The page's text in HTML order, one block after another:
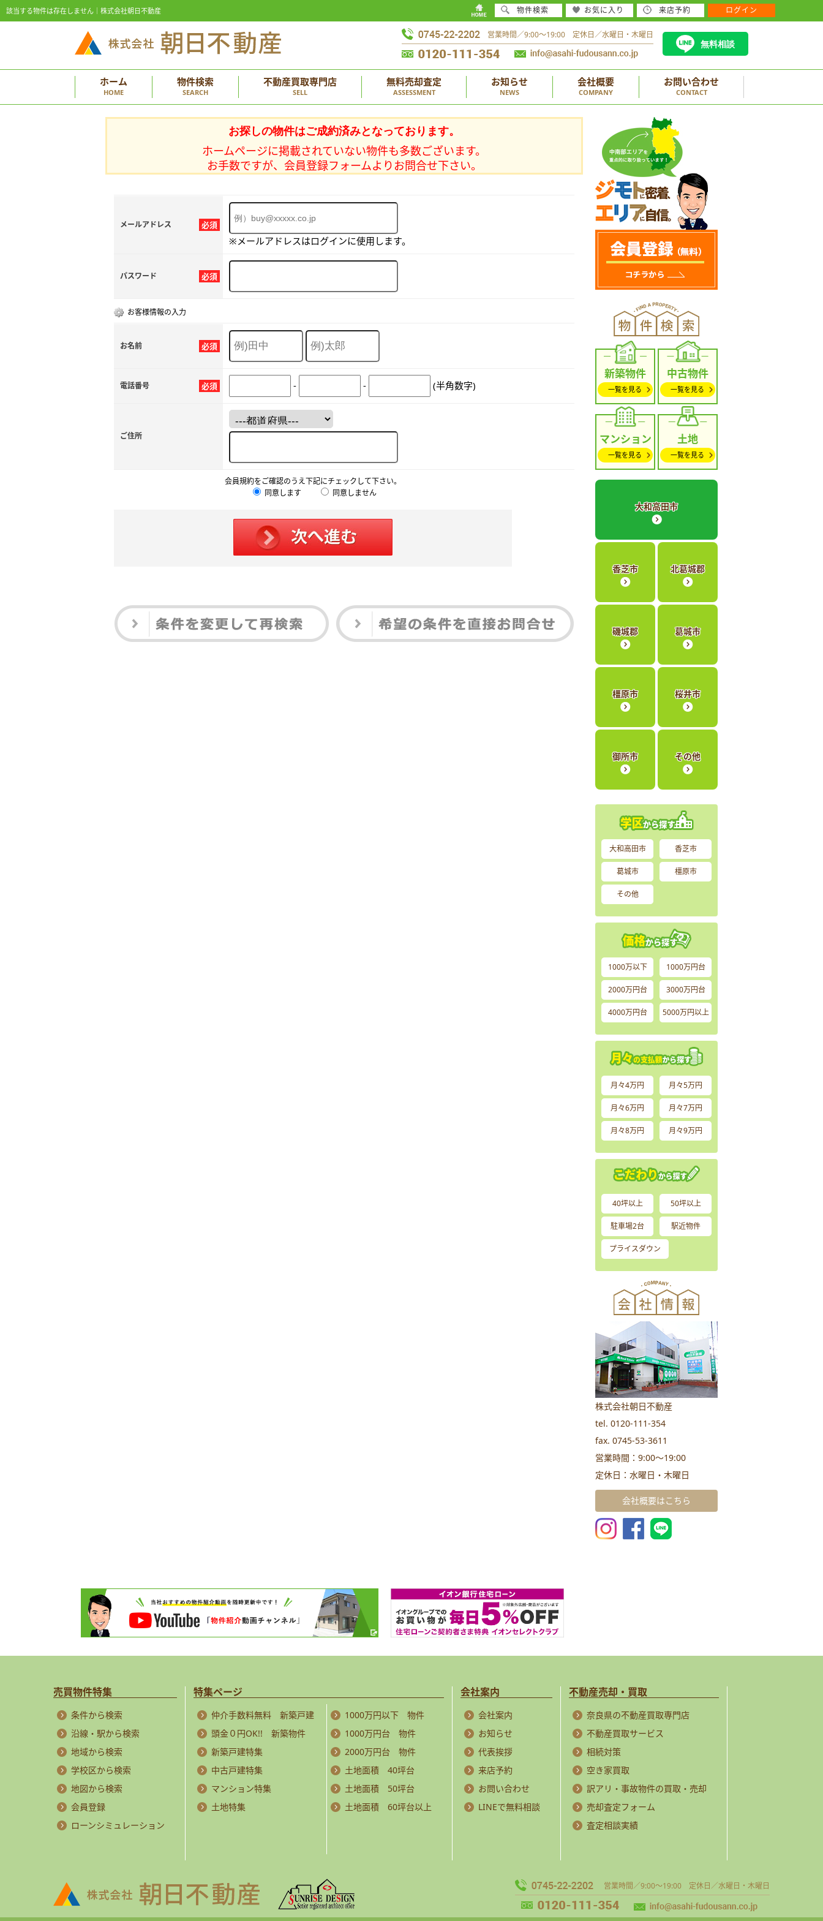
該当する物件は存在しません｜株式会社朝日不動産
営業時間／9:00～19:00 定休日／水曜日・木曜日
無料相談
ホーム
HOME
物件検索
SEARCH
不動産買取専門店
SELL
無料売却査定
ASSESSMENT
お知らせ
NEWS
会社概要
COMPANY
お問い合わせ
CONTACT
お探しの物件はご成約済みとなっております。
ホームページに掲載されていない物件も多数ございます。
お手数ですが、会員登録フォームよりお問合せ下さい。
必須
メールアドレス
※メールアドレスはログインに使用します。
必須
パスワード
お客様情報の入力
必須
お名前
必須
電話番号 - - (半角数字)
ご住所
会員規約をご確認のうえ下記にチェックして下さい。
同意します
同意しません
新築物件
一覧を見る
中古物件
一覧を見る
マンション
一覧を見る
土地
一覧を見る
大和高田市
香芝市 北葛城郡
磯城郡 葛城市
橿原市 桜井市
御所市 その他
大和高田市 香芝市
葛城市 橿原市
その他
1000万以下 1000万円台
2000万円台 3000万円台
4000万円台 5000万円以上
月々4万円 月々5万円
月々6万円 月々7万円
月々8万円 月々9万円
40坪以上 50坪以上
駐車場2台 駅近物件
プライスダウン
株式会社朝日不動産
tel. 0120-111-354
fax. 0745-53-3611
営業時間：9:00～19:00
定休日：水曜日・木曜日
会社概要はこちら
売買物件特集
条件から検索
沿線・駅から検索
地域から検索
学校区から検索
地図から検索
会員登録
ローンシミュレーション
特集ページ
仲介手数料無料 新築戸建
頭金０円OK!! 新築物件
新築戸建特集
中古戸建特集
マンション特集
土地特集
1000万円以下 物件
1000万円台 物件
2000万円台 物件
土地面積 40坪台
土地面積 50坪台
土地面積 60坪台以上
会社案内
会社案内
お知らせ
代表挨拶
来店予約
お問い合わせ
LINEで無料相談
不動産売却・買取
奈良県の不動産買取専門店
不動産買取サービス
相続対策
空き家買取
訳アリ・事故物件の買取・売却
売却査定フォーム
査定相談実績
営業時間／9:00～19:00 定休日／水曜日・木曜日
物件検索 お気に入り 来店予約 ログイン